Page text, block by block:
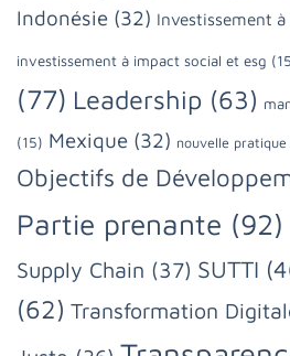
Indonésie (32) Investissement
investissement à impact social et esg
(77) Leadership (63)
(15) Mexique (32) nouvelle
Objectifs de
Partie prenante (92)
Supply Chain (37) SUTTI
(62) Transformation